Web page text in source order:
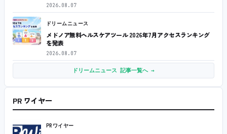
2026.08.07
ドリームニュース
メドノア無料ヘルスケアツール 2026年7月アクセスランキング
を発表
2026.08.07
ドリームニュース 記事一覧へ →
PR ワイヤー
PRワイヤー